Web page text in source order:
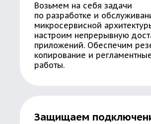
Возьмем на себя задачи
по разработке и
микросервисной
настроим непрерывную
приложений. Обеспечим
копирование и
работы.
Защищаем